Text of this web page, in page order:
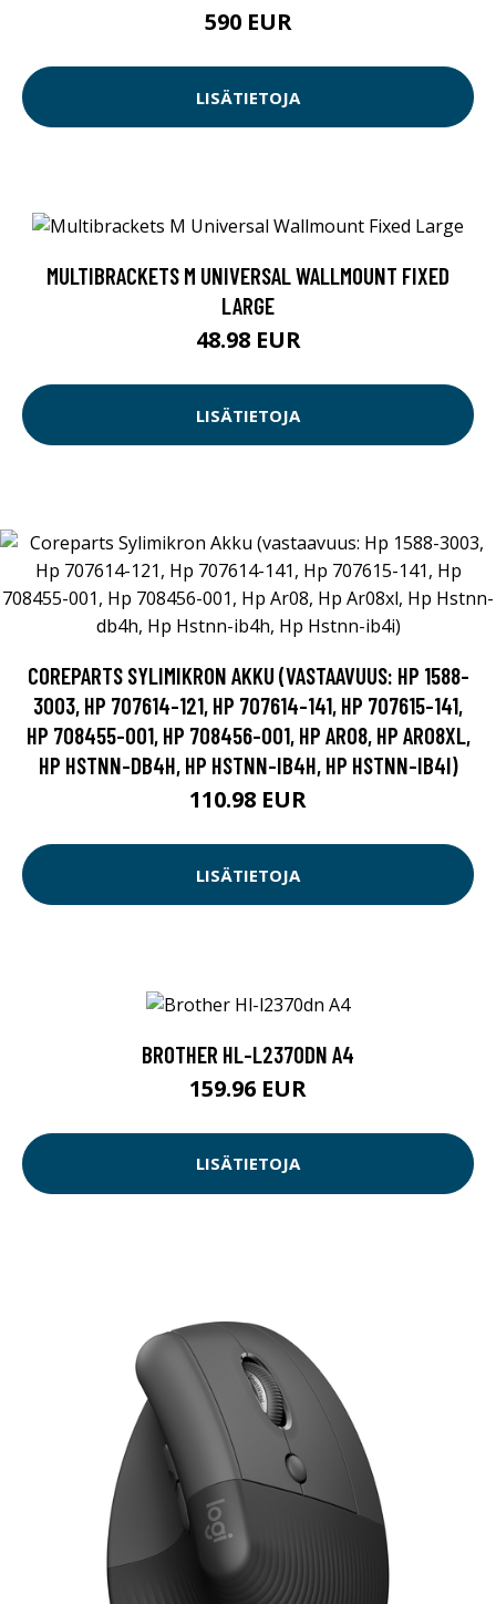
590 EUR
LISÄTIETOJA
MULTIBRACKETS M UNIVERSAL WALLMOUNT FIXED
LARGE
48.98 EUR
LISÄTIETOJA
COREPARTS SYLIMIKRON AKKU (VASTAAVUUS: HP 1588-
3003, HP 707614-121, HP 707614-141, HP 707615-141,
HP 708455-001, HP 708456-001, HP AR08, HP AR08XL,
HP HSTNN-DB4H, HP HSTNN-IB4H, HP HSTNN-IB4I)
110.98 EUR
LISÄTIETOJA
BROTHER HL-L2370DN A4
159.96 EUR
LISÄTIETOJA